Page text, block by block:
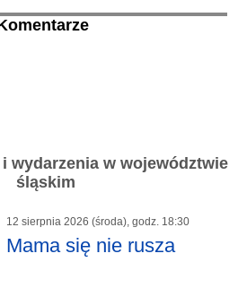
wydarzenia w województwie
śląskim
12 sierpnia 2026 (środa), godz. 18:30
Mama się nie rusza